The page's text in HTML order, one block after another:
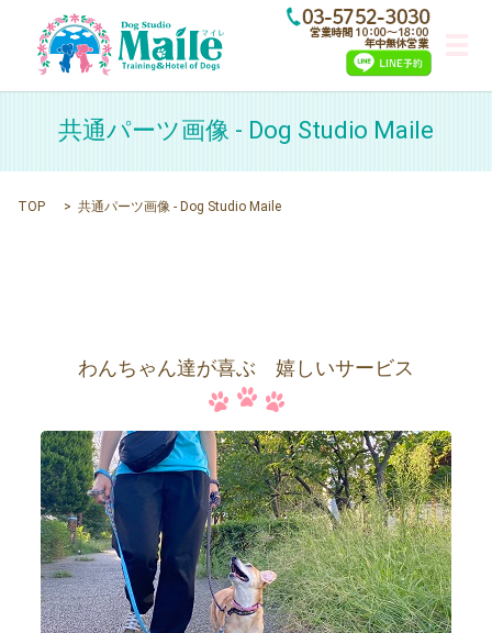
共通パーツ画像 - Dog Studio Maile
TOP 共通パーツ画像 - Dog Studio Maile
わんちゃん達が喜ぶ 嬉しいサービス